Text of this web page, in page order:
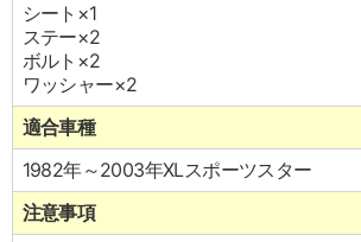
シート×1
ステー×2
ボルト×2
ワッシャー×2
適合車種
1982年～2003年XLスポーツスター
注意事項